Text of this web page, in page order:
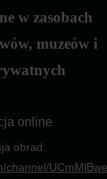
w zasobach
muzeów i
online
obrad:
channel/